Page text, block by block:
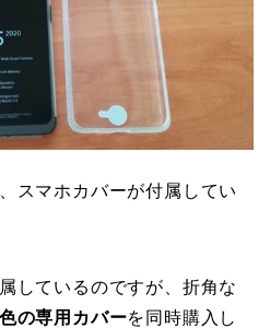
スマホカバーが付属してい
しているのですが、折角な
の専用カバーを同時購入し